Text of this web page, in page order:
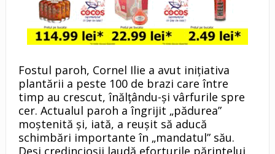
Fostul paroh, Cornel Ilie a avut iniţiativa
plantării a peste 100 de brazi care între
timp au crescut, înălţându-şi vârfurile spre
cer. Actualul paroh a îngrijit „pădurea”
moştenită şi, iată, a reuşit să aducă
schimbări importante în „mandatul” său.
Deşi credincioşii laudă eforturile părintelui